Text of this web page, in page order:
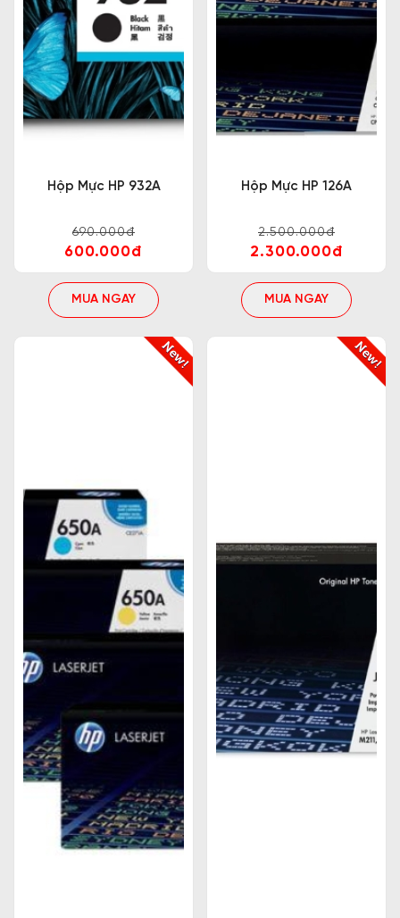
Hộp Mực HP 932A
690.000đ
600.000đ
MUA NGAY
Hộp Mực HP 126A
2.500.000đ
2.300.000đ
MUA NGAY